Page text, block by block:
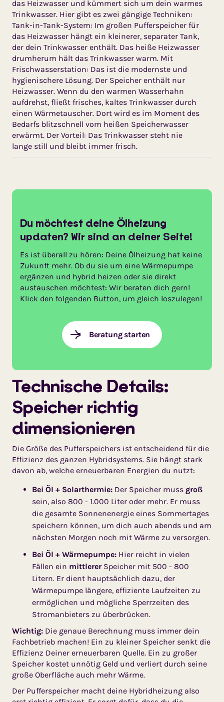
das Heizwasser und kümmert sich um dein warmes
Trinkwasser. Hier gibt es zwei gängige Techniken:
Tank-in-Tank-System: Im großen Pufferspeicher für
das Heizwasser hängt ein kleinerer, separater Tank,
der dein Trinkwasser enthält. Das heiße Heizwasser
drumherum hält das Trinkwasser warm. Mit
Frischwasserstation: Das ist die modernste und
hygienischere Lösung. Der Speicher enthält nur
Heizwasser. Wenn du den warmen Wasserhahn
aufdrehst, fließt frisches, kaltes Trinkwasser durch
einen Wärmetauscher. Dort wird es im Moment des
Bedarfs blitzschnell vom heißen Speicherwasser
erwärmt. Der Vorteil: Das Trinkwasser steht nie
lange still und bleibt immer frisch.
Du möchtest deine Ölheizung
updaten? Wir sind an deiner Seite!
Es ist überall zu hören: Deine Ölheizung hat keine
Zukunft mehr. Ob du sie um eine Wärmepumpe
ergänzen und hybrid heizen oder sie direkt
austauschen möchtest: Wir beraten dich gern!
Klick den folgenden Button, um gleich loszulegen!
Beratung starten
Technische Details:
Speicher richtig
dimensionieren
Die Größe des Pufferspeichers ist entscheidend für die
Effizienz des ganzen Hybridsystems. Sie hängt stark
davon ab, welche erneuerbaren Energien du nutzt:
Bei Öl + Solarthermie: Der Speicher muss groß
sein, also 800 - 1.000 Liter oder mehr. Er muss
die gesamte Sonnenenergie eines Sommertages
speichern können, um dich auch abends und am
nächsten Morgen noch mit Wärme zu versorgen.
Bei Öl + Wärmepumpe: Hier reicht in vielen
Fällen ein mittlererSpeicher mit 500 - 800
Litern. Er dient hauptsächlich dazu, der
Wärmepumpe längere, effiziente Laufzeiten zu
ermöglichen und mögliche Sperrzeiten des
Stromanbieters zu überbrücken.
Wichtig: Die genaue Berechnung muss immer dein
Fachbetrieb machen! Ein zu kleiner Speicher senkt die
Effizienz Deiner erneuerbaren Quelle. Ein zu großer
Speicher kostet unnötig Geld und verliert durch seine
große Oberfläche auch mehr Wärme.
Der Pufferspeicher macht deine Hybridheizung also